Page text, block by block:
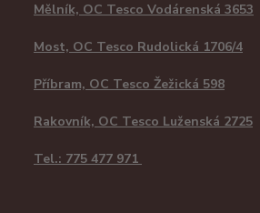
Mělník, OC Tesco Vodárenská 3653
Most, OC Tesco Rudolická 1706/4
Příbram, OC Tesco Žežická 598
Rakovník, OC Tesco Luženská 2725
Tel.: 775 477 971